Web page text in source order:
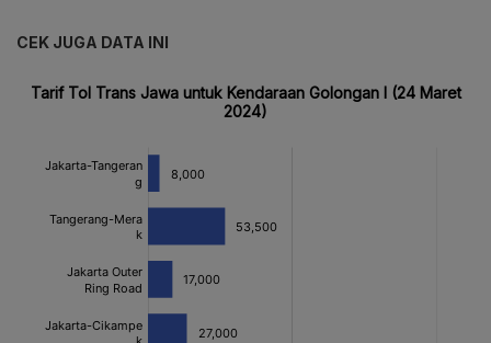
CEK JUGA DATA INI